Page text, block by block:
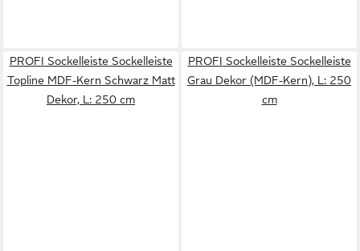
PROFI Sockelleiste Sockelleiste
Topline MDF-Kern Schwarz Matt
Dekor, L: 250 cm
PROFI Sockelleiste Sockelleiste
Grau Dekor (MDF-Kern), L: 250
cm